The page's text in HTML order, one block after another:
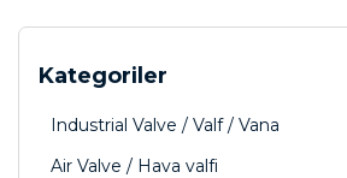
Kategoriler
Industrial Valve / Valf / Vana
Air Valve / Hava valfi